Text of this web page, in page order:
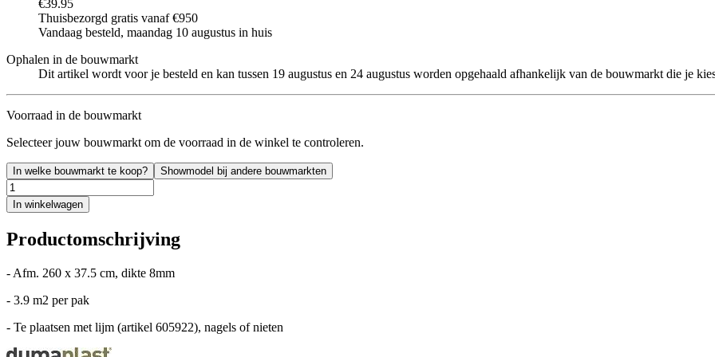
€39.95
Thuisbezorgd gratis vanaf €950
Vandaag besteld, maandag 10 augustus in huis
Ophalen in de bouwmarkt
Dit artikel wordt voor je besteld en kan tussen 19 augustus en 24 augustus worden opgehaald afhankelijk van de bouwmarkt die je
Voorraad in de bouwmarkt
Selecteer jouw bouwmarkt om de voorraad in de winkel te controleren.
In welke bouwmarkt te koop? Showmodel bij andere bouwmarkten
In winkelwagen
Productomschrijving
- Afm. 260 x 37.5 cm, dikte 8mm
- 3.9 m2 per pak
- Te plaatsen met lijm (artikel 605922), nagels of nieten